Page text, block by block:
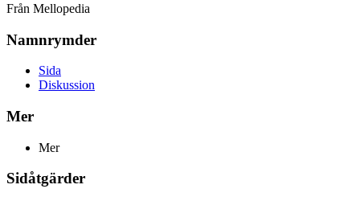
Från Mellopedia
Namnrymder
Sida
Diskussion
Mer
Mer
Sidåtgärder